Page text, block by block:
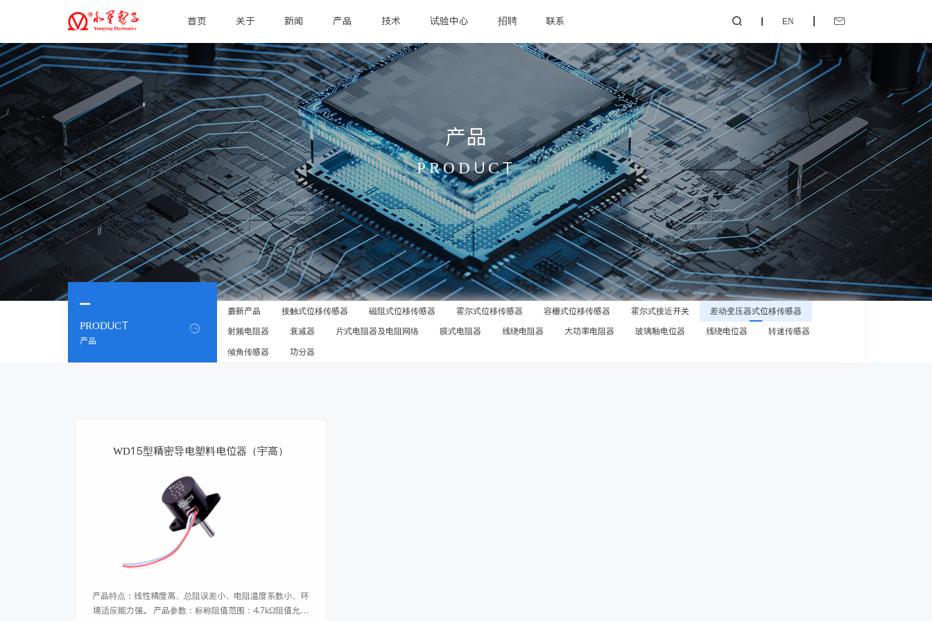
首页 关于 新闻 产品 技术 试验中心 招聘 联系  EN 
产品
PRODUCT
PRODUCT
产品

最新产品 接触式位移传感器 磁阻式位移传感器 霍尔式位移传感器 容栅式位移传感器 霍尔式接近开关
差动变压器式位移传感器
射频电阻器
衰减器 片式电阻器及电阻网络 膜式电阻器 线绕电阻器 大功率电阻器 玻璃釉电位器 线绕电位器
转速传感器
倾角传感器
功分器
WD15型精密导电塑料电位器（宇高）
产品特点：线性精度高、总阻误差小、电阻温度系数小、环
境适应能力强。 产品参数：标称阻值范围：4.7kΩ阻值允许